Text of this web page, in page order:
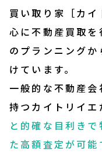
買い取り家［カ
心に不動産買取
のプランニング
けています。
一般的な不動産
持つカイトリイエ
と的確な目利き
た高額査定が可能